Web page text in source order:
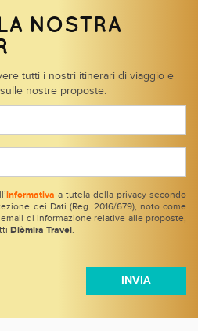
NOSTRA
tutti i nostri itinerari di viaggio e
nostre proposte.
informativa a tutela della privacy secondo
dei Dati (Reg. 2016/679), noto come
di informazione relative alle proposte,
Diòmira Travel .